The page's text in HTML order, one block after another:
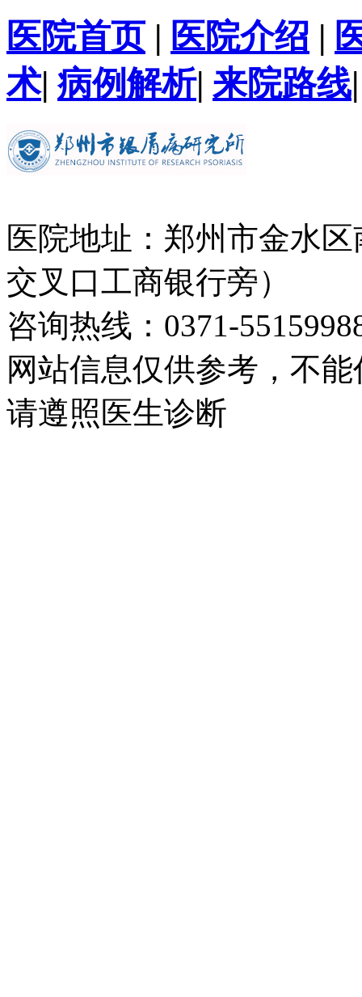
医院首页| 医院介绍 |
术| 病例解析| 来院路线
医院地址：郑州市金水
交叉口工商银行旁）
咨询热线：0371-
网站信息仅供参考，不
请遵照医生诊断